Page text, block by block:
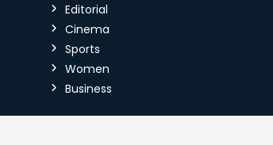
Editorial
Cinema
Sports
Women
Business